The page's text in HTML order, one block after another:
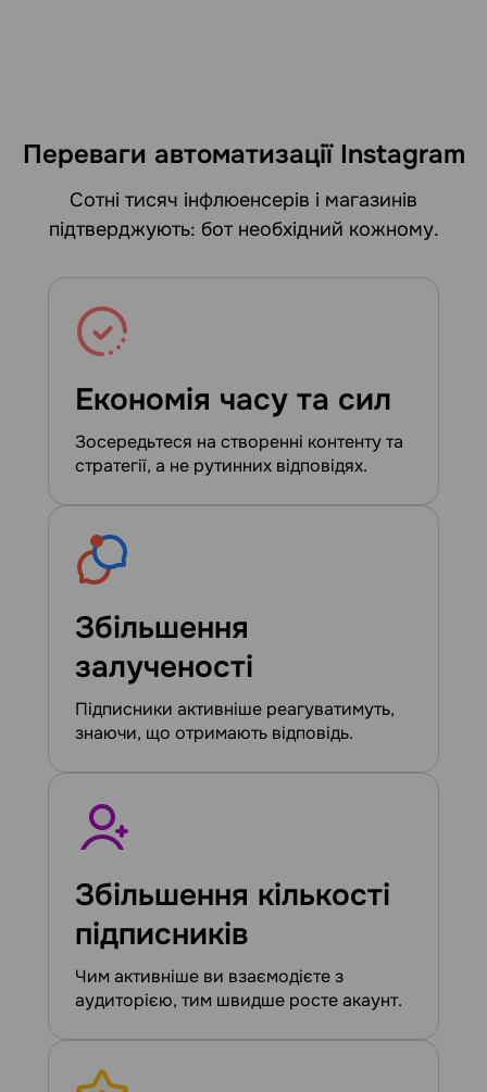
Переваги автоматизації Instagram
Сотні тисяч інфлюенсерів і магазинів
підтверджують: бот необхідний кожному.
Економія часу та сил
Зосередьтеся на створенні контенту та
стратегії, а не рутинних відповідях.
Збільшення
залученості
Підписники активніше реагуватимуть,
знаючи, що отримають відповідь.
Збільшення кількості
підписників
Чим активніше ви взаємодієте з
аудиторією, тим швидше росте акаунт.